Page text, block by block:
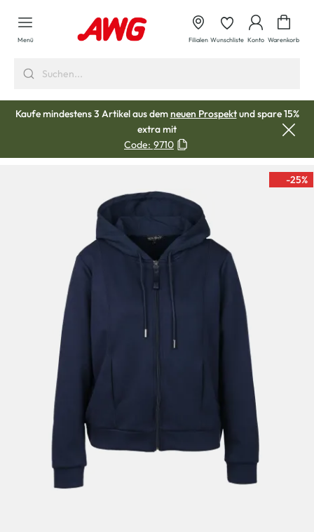
springen
Menü Filialen Wunschliste Konto Warenkorb
Kaufe mindestens 3 Artikel aus demneuen Prospektund spare 15%
extra mit
Code: 9710
-25%